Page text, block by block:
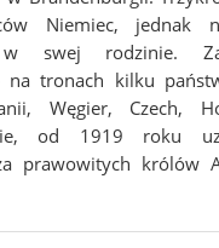
Niemiec, jednak
w swej rodzinie.
na tronach kilku
Węgier, Czech,
od 1919 roku
prawowitych królów